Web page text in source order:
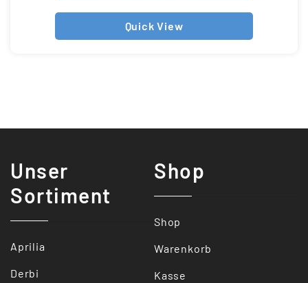
Quick View
Unser
Sortiment
Aprilia
Derbi
Shop
Shop
Warenkorb
Kasse